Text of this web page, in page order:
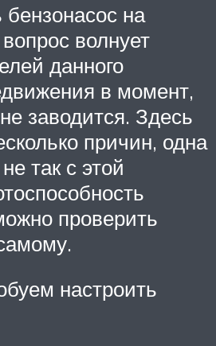
бензонасос на
волнует
данного
в момент,
заводится. Здесь
причин, одна
так с этой
проверить
настроить